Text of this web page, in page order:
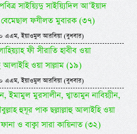
সাইয়্যিদু সাইয়্যিদিল আ’ইয়াদ
ফযীলত মুবারক (৩৭)
ইয়াওমুল আরবিয়া (বুধবার)
ফী সীরাতি হাবীব ওয়া
আলাইহি ওয়া সাল্লাম (১৯)
ইয়াওমুল আরবিয়া (বুধবার)
ইমামুল মুরসালীন, খ্বাতামুন নাবিয়্যীন,
হুযূর পাক ছল্লাল্লাহু আলাইহি ওয়া
ও বাক্বা সারা কায়িনাত (৩২)